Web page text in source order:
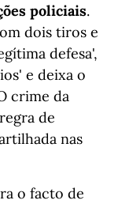
policiais.
dois tiros e
defesa',
e deixa o
crime da
de
nas
o facto de